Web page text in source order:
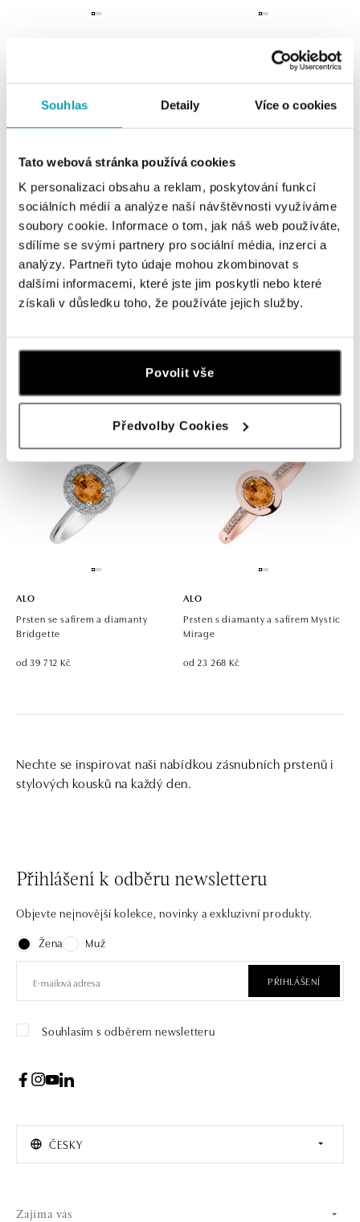
Souhlas Detaily Více o cookies
Tato webová stránka používá cookies
K personalizaci obsahu a reklam, poskytování funkcí
sociálních médií a analýze naší návštěvnosti využíváme
soubory cookie. Informace o tom, jak náš web používáte,
sdílíme se svými partnery pro sociální média, inzerci a
analýzy. Partneři tyto údaje mohou zkombinovat s
dalšími informacemi, které jste jim poskytli nebo které
získali v důsledku toho, že používáte jejich služby.
Povolit vše
Předvolby Cookies
od 32 080 Kč
Prsten s safírem a diamanty
od 29 547 Kč
Prsten s safírem a diamanty
Madison
Prsten se safírem Domante
od 22 845 Kč
ALO
Prsten se safírem a diamanty
Bridgette
od 39 712 Kč
ALO
Prsten s diamanty a safírem Mystic
Mirage
od 23 268 Kč
Nechte se inspirovat naši nabídkou zásnubních prstenů i
stylových kousků na každý den.
Přihlášení k odběru newsletteru
Objevte nejnovější kolekce, novinky a exkluzivní produkty.
Žena
Muž
PŘIHLÁŠENÍ
Souhlasím s odběrem newsletteru
ČESKY
Zajíma vás